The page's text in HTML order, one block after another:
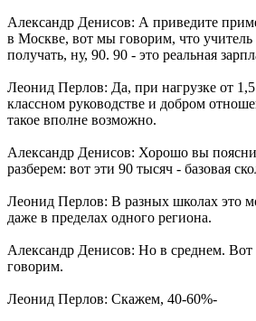
Александр Денисов: А приведите
в Москве, вот мы говорим, что
получать, ну, 90. 90 - это реальная
Леонид Перлов: Да, при нагрузке от
классном руководстве и добром
такое вполне возможно.
Александр Денисов: Хорошо вы
разберем: вот эти 90 тысяч - базовая
Леонид Перлов: В разных школах это
даже в пределах одного региона.
Александр Денисов: Но в среднем.
говорим.
Леонид Перлов: Скажем, 40-60%-